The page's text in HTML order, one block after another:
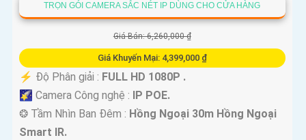
TRỌN GÓI CAMERA SẮC NÉT IP DÙNG CHO CỬA HÀNG
Giá Bán: 6,260,000 ₫
Giá Khuyến Mại: 4,399,000 ₫
️⚡ Độ Phân giải : FULL HD 1080P .
🌠 Camera Công nghệ :
IP POE.
❂ Tầm Nhìn Ban Đêm : Hồng Ngoại 30m Hồng Ngoại
Smart IR.